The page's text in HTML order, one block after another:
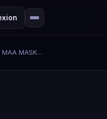
MATSKOUTCH MAA MASKOUT DU JEUDI 28 MAI 2026 - LE REPLAY